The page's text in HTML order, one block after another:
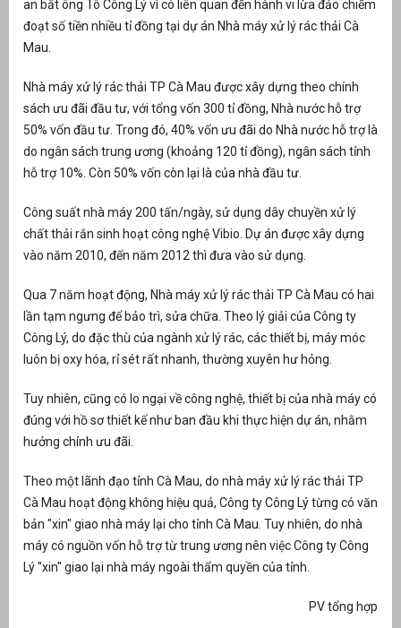
an bắt ông Tô Công Lý vì có liên quan đến hành vi lừa đảo chiếm
đoạt số tiền nhiều tỉ đồng tại dự án Nhà máy xử lý rác thải Cà
Mau.
Nhà máy xử lý rác thải TP Cà Mau được xây dựng theo chính
sách ưu đãi đầu tư, với tổng vốn 300 tỉ đồng, Nhà nước hỗ trợ
50% vốn đầu tư. Trong đó, 40% vốn ưu đãi do Nhà nước hỗ trợ là
do ngân sách trung ương (khoảng 120 tỉ đồng), ngân sách tỉnh
hỗ trợ 10%. Còn 50% vốn còn lại là của nhà đầu tư.
Công suất nhà máy 200 tấn/ngày, sử dụng dây chuyền xử lý
chất thải rắn sinh hoạt công nghệ Vibio. Dự án được xây dựng
vào năm 2010, đến năm 2012 thì đưa vào sử dụng.
Qua 7 năm hoạt động, Nhà máy xử lý rác thải TP Cà Mau có hai
lần tạm ngưng để bảo trì, sửa chữa. Theo lý giải của Công ty
Công Lý, do đặc thù của ngành xử lý rác, các thiết bị, máy móc
luôn bị oxy hóa, rỉ sét rất nhanh, thường xuyên hư hỏng.
Tuy nhiên, cũng có lo ngại về công nghệ, thiết bị của nhà máy có
đúng với hồ sơ thiết kế như ban đầu khi thực hiện dự án, nhằm
hưởng chính ưu đãi.
Theo một lãnh đạo tỉnh Cà Mau, do nhà máy xử lý rác thải TP
Cà Mau hoạt động không hiệu quả, Công ty Công Lý từng có văn
bản "xin" giao nhà máy lại cho tỉnh Cà Mau. Tuy nhiên, do nhà
máy có nguồn vốn hỗ trợ từ trung ương nên việc Công ty Công
Lý "xin" giao lại nhà máy ngoài thẩm quyền của tỉnh.
PV tổng hợp